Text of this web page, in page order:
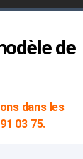
de
dans les
03 75.